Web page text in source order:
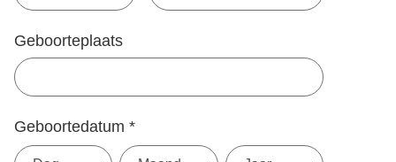
Geboorteplaats
Geboortedatum *